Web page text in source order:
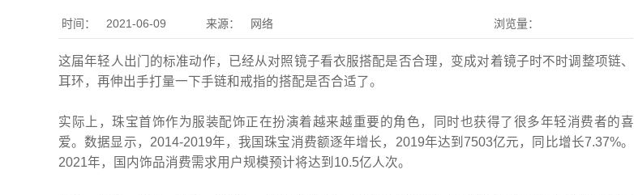
时间： 2021-06-09 来源： 网络 浏览量：
这届年轻人出门的标准动作，已经从对照镜子看衣服搭配是否合理，变成对着镜子时不时调整项链、
耳环，再伸出手打量一下手链和戒指的搭配是否合适了。
实际上，珠宝首饰作为服装配饰正在扮演着越来越重要的角色，同时也获得了很多年轻消费者的喜
爱。数据显示，2014-2019年，我国珠宝消费额逐年增长，2019年达到7503亿元，同比增长7.37%。
2021年，国内饰品消费需求用户规模预计将达到10.5亿人次。